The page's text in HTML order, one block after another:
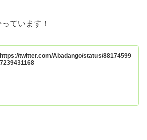
ています！
https://twitter.com/Abadango/status/88174599
7239431168